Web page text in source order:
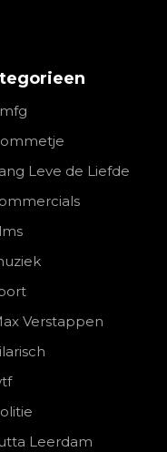
Leve de Liefde
Verstappen
Leerdam